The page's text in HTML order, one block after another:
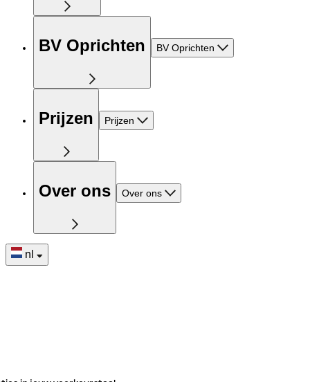
BV Oprichten BV Oprichten
Prijzen Prijzen
Over ons Over ons
nl